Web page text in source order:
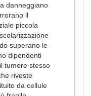
danneggiano
il
piccola
superano le
dipendenti
tumore stesso
riveste
da cellule